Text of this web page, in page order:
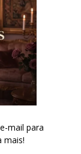
mail para
mais!